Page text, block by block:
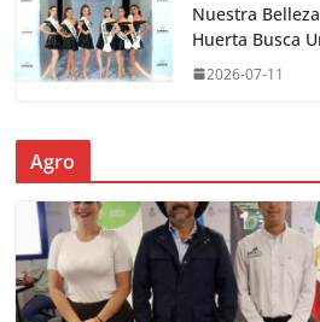
Nuestra
Huerta Busca
2026-07-11
Agro